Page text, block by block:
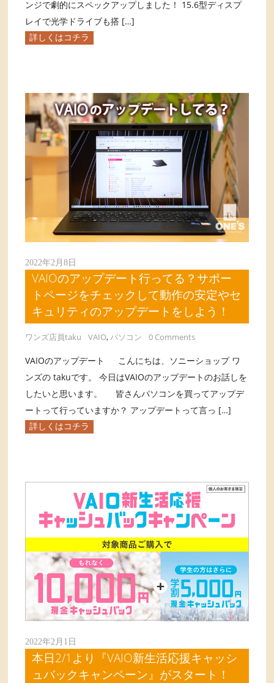
ンジで劇的にスペックアップしました！ 15.6型ディスプ
レイで光学ドライブも搭 […]
詳しくはコチラ
2022年2月8日
VAIOのアップデート行ってる？サポー
トページをチェックして動作の安定やセ
キュリティのアップデートをしよう！
ワンズ店員taku VAIO, パソコン 0 Comments
VAIOのアップデート こんにちは、ソニーショップ ワ
ンズの takuです。 今日はVAIOのアップデートのお話しを
したいと思います。 皆さんパソコンを買ってアップデ
ートって行っていますか？ アップデートって言っ […]
詳しくはコチラ
2022年2月1日
本日2/1より『VAIO新生活応援キャッシ
ュバックキャンペーン』がスタート！